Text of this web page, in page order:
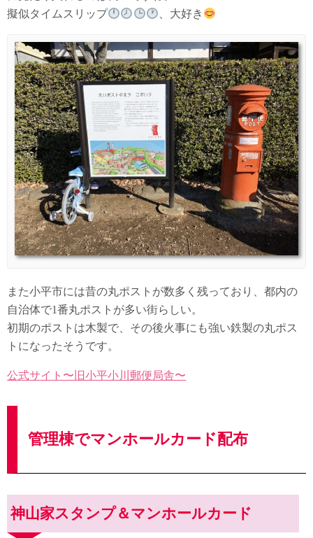
擬似タイムスリップ
、大好き
また小平市には昔の丸ポストが数多く残っており、都内の
自治体で1番丸ポストが多い街らしい。
初期のポストは木製で、その後火事にも強い鉄製の丸ポス
トになったそうです。
公式サイト〜旧小平小川郵便局舎〜
管理棟でマンホールカード配布
神山家スタンプ＆マンホールカード